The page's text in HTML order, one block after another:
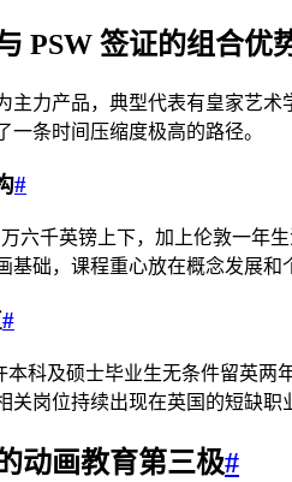
PSW 签证的组合优
主力产品，典型代表有皇家艺
条时间压缩度极高的路径。
#
六千英镑上下，加上伦敦一年
基础，课程重心放在概念发展
#
本科及硕士毕业生无条件留英
关岗位持续出现在英国的短缺
动画教育第三极#